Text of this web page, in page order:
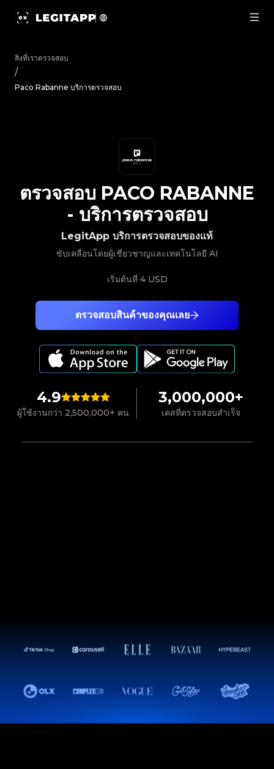
สิ่งที่เราตรวจสอบ
/
Paco Rabanne บริการตรวจสอบ
4.9
ผู้ใช้งานกว่า 2,500,000+ คน
3,000,000+
เคสที่ตรวจสอบสำเร็จ
ตรวจสอบสินค้าของคุณเลย
LegitApp บริการตรวจสอบของแท้
ขับเคลื่อนโดยผู้เชี่ยวชาญและเทคโนโลยี AI
เริ่มต้นที่ 4 USD
ตรวจสอบ PACO RABANNE
- บริการตรวจสอบ